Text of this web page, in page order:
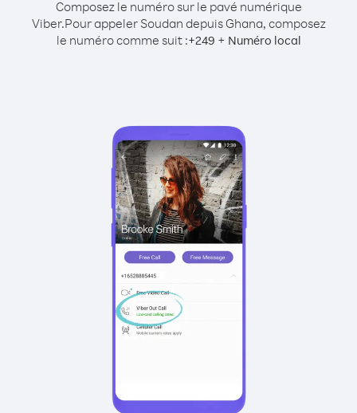
Composez le numéro sur le pavé numérique
Viber.Pour appeler Soudan depuis Ghana, composez
le numéro comme suit :+249 + Numéro local